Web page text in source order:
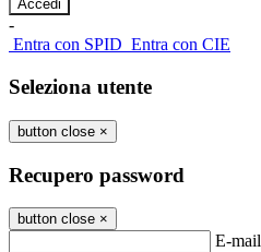
-
Entra con SPID Entra con CIE
Seleziona utente
button close ×
Recupero password
button close ×
E-mail